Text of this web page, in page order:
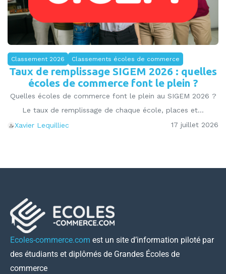
Classement 2026 Classements écoles de commerce
Taux de remplissage SIGEM 2026 : quelles
écoles de commerce font le plein ?
Quelles écoles de commerce font le plein au SIGEM 2026 ?
Le taux de remplissage de chaque école, places et...
Xavier Lequilliec
17 juillet 2026
Ecoles-commerce.com est un site d’information piloté par
des étudiants et diplômés de Grandes Écoles de
commerce